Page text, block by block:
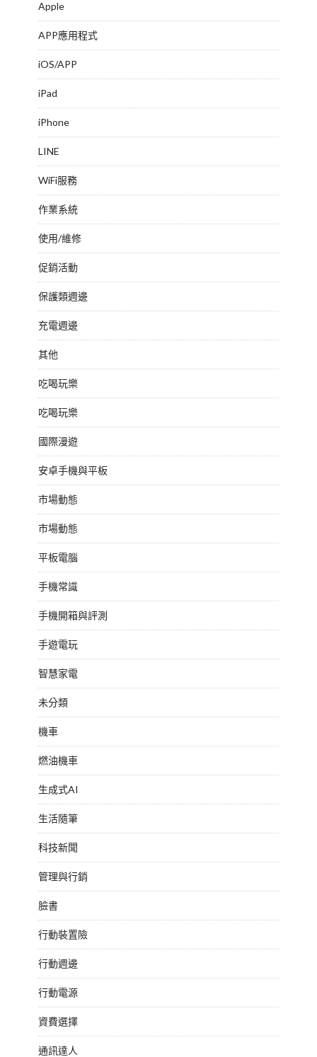
Apple
APP應用程式
iOS/APP
iPad
iPhone
LINE
WiFi服務
作業系統
使用/維修
促銷活動
保護類週邊
充電週邊
其他
吃喝玩樂
吃喝玩樂
國際漫遊
安卓手機與平板
市場動態
市場動態
平板電腦
手機常識
手機開箱與評測
手遊電玩
智慧家電
未分類
機車
燃油機車
生成式AI
生活隨筆
科技新聞
管理與行銷
臉書
行動裝置險
行動週邊
行動電源
資費選擇
通訊達人